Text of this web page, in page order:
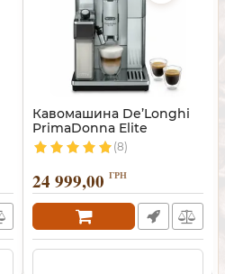
Кавомашина De’Longhi
PrimaDonna Elite
(8)
24 999,00 ГРН